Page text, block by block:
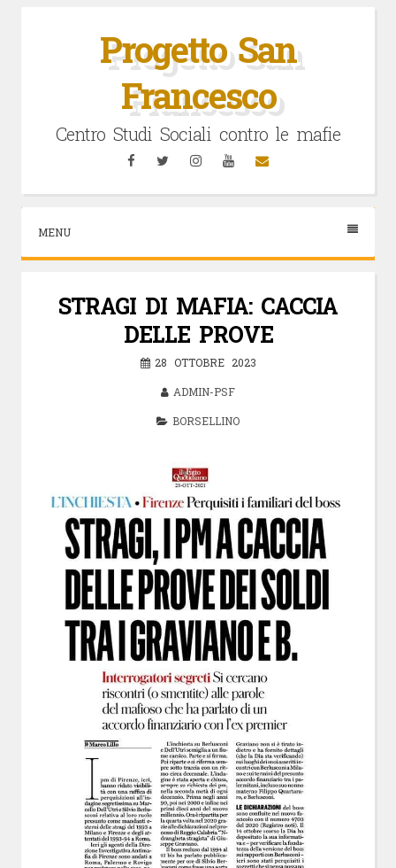
Progetto San
Francesco
Centro Studi Sociali contro le mafie
FacebookTwitterInstagramYouTubeEmail
MENU
STRAGI DI MAFIA: CACCIA
DELLE PROVE
28 OTTOBRE 2023
ADMIN-PSF
BORSELLINO